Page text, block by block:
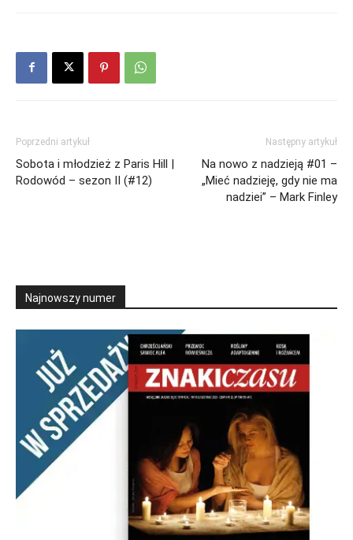
Poprzedni artykuł
Sobota i młodzież z Paris Hill |
Rodowód – sezon II (#12)
Następny artykuł
Na nowo z nadzieją #01 –
„Mieć nadzieję, gdy nie ma
nadziei” – Mark Finley
Najnowszy numer